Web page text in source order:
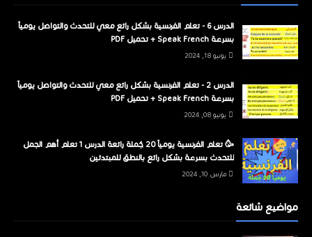
الدرس 6 - تعلم الفرنسية بشكل رائع معي للتحدث والتواصل يومياً
بسرعة Speak French + تحميل PDF
يونيو 18, 2024
الدرس 2 - تعلم الفرنسية بشكل رائع معي للتحدث والتواصل يومياً
بسرعة Speak French + تحميل PDF
يونيو 08, 2024
🥳 تعلم الفرنسية يومياً 20 جُملة رائعة الدرس 1 تعلم أهم الجمل
للتحدث بسرعة بشكل رائع بالنطق للمبتدئين
مارس 10, 2024
مواضيع شائعة